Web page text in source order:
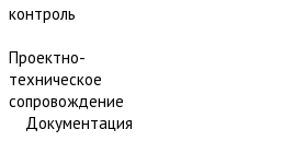
контроль
Проектно-
техническое
сопровождение
Документация